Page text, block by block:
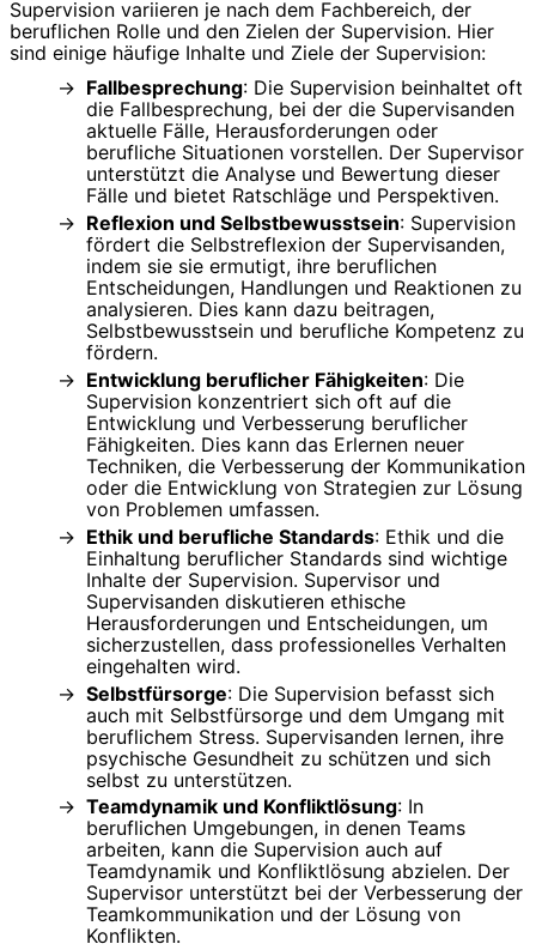
Supervision variieren je nach dem Fachbereich, der
beruflichen Rolle und den Zielen der Supervision. Hier
sind einige häufige Inhalte und Ziele der Supervision:
Fallbesprechung: Die Supervision beinhaltet oft
die Fallbesprechung, bei der die Supervisanden
aktuelle Fälle, Herausforderungen oder
berufliche Situationen vorstellen. Der Supervisor
unterstützt die Analyse und Bewertung dieser
Fälle und bietet Ratschläge und Perspektiven.
Reflexion und Selbstbewusstsein: Supervision
fördert die Selbstreflexion der Supervisanden,
indem sie sie ermutigt, ihre beruflichen
Entscheidungen, Handlungen und Reaktionen zu
analysieren. Dies kann dazu beitragen,
Selbstbewusstsein und berufliche Kompetenz zu
fördern.
Entwicklung beruflicher Fähigkeiten: Die
Supervision konzentriert sich oft auf die
Entwicklung und Verbesserung beruflicher
Fähigkeiten. Dies kann das Erlernen neuer
Techniken, die Verbesserung der Kommunikation
oder die Entwicklung von Strategien zur Lösung
von Problemen umfassen.
Ethik und berufliche Standards: Ethik und die
Einhaltung beruflicher Standards sind wichtige
Inhalte der Supervision. Supervisor und
Supervisanden diskutieren ethische
Herausforderungen und Entscheidungen, um
sicherzustellen, dass professionelles Verhalten
eingehalten wird.
Selbstfürsorge: Die Supervision befasst sich
auch mit Selbstfürsorge und dem Umgang mit
beruflichem Stress. Supervisanden lernen, ihre
psychische Gesundheit zu schützen und sich
selbst zu unterstützen.
Teamdynamik und Konfliktlösung: In
beruflichen Umgebungen, in denen Teams
arbeiten, kann die Supervision auch auf
Teamdynamik und Konfliktlösung abzielen. Der
Supervisor unterstützt bei der Verbesserung der
Teamkommunikation und der Lösung von
Konflikten.